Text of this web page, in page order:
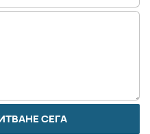
СЕГА